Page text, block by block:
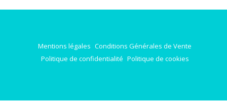
Mentions légales Conditions Générales de Vente
Politique de confidentialité Politique de cookies